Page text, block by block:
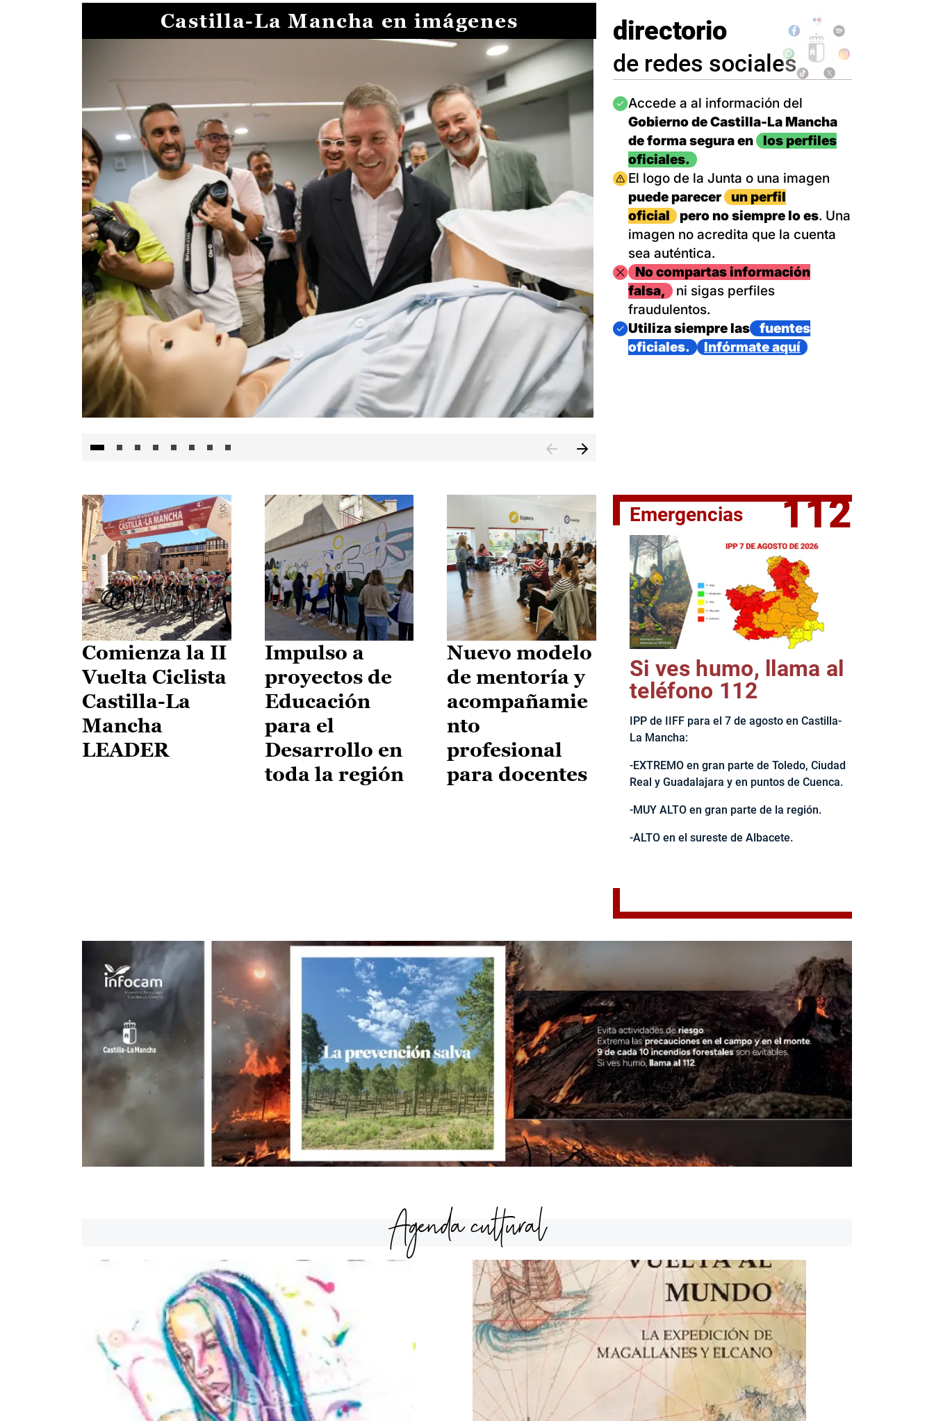
Castilla-La Mancha en imágenes
El jefe del Ejecutivo castellanomanchego, Emiliano García-
directorio
de redes sociales
Imagen
Accede a al información del
Gobierno de Castilla-La Mancha
de forma segura en
los perfiles
oficiales.
Imagen
El logo de la Junta o una imagen
puede parecer
un perfil
oficial
pero no siempre lo es. Una
imagen no acredita que la cuenta
sea auténtica.
ImagenNo compartas información
falsa,
ni sigas perfiles
fraudulentos.
Imagen
Utiliza siempre las
fuentes
oficiales.
Infórmate aquí
Comienza la II
Vuelta Ciclista
Castilla-La
Mancha
LEADER
Impulso a
proyectos de
Educación
para el
Desarrollo en
toda la región
Nuevo modelo
de mentoría y
acompañamie
nto
profesional
para docentes
Emergencias 112
Si ves humo, llama al
teléfono 112
IPP de IIFF para el 7 de agosto en Castilla-
La Mancha:
-EXTREMO en gran parte de Toledo, Ciudad
Real y Guadalajara y en puntos de Cuenca.
-MUY ALTO en gran parte de la región.
-ALTO en el sureste de Albacete.
Agenda cultural